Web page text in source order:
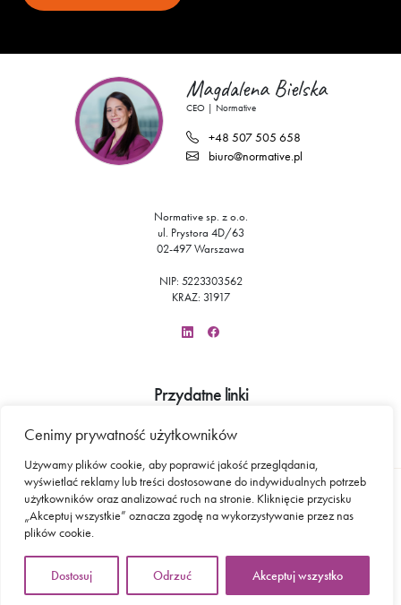
Cenimy prywatność użytkowników
Używamy plików cookie, aby poprawić jakość przeglądania,
wyświetlać reklamy lub treści dostosowane do indywidualnych potrzeb
użytkowników oraz analizować ruch na stronie. Kliknięcie przycisku
„Akceptuj wszystkie” oznacza zgodę na wykorzystywanie przez nas
plików cookie.
Dostosuj Odrzuć Akceptuj wszystko
Magdalena Bielska
CEO | Normative
+48 507 505 658
biuro@normative.pl
Normative sp. z o.o.
ul. Prystora 4D/63
02-497 Warszawa
NIP: 5223303562
KRAZ: 31917
Przydatne linki
Kalkulator PFRON
© 2026 - Normative. All rights reserved.
Polityka prywatności
Projekt i realizacja: